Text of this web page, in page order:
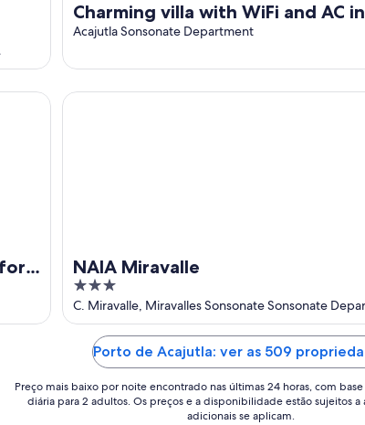
Charming villa with WiFi and AC in
wonderful Las Veraneras, Acajutla
Acajutla Sonsonate Department
NAIA Miravalle
3
out
of
C. Miravalle, Miravalles Sonsonate Sonsonate
NAIA Miravalle
Porto de Acajutla: ver as 509
Preço mais baixo por noite encontrado nas últimas 24 horas, com
diária para 2 adultos. Os preços e a disponibilidade estão sujeitos a
adicionais se aplicam.